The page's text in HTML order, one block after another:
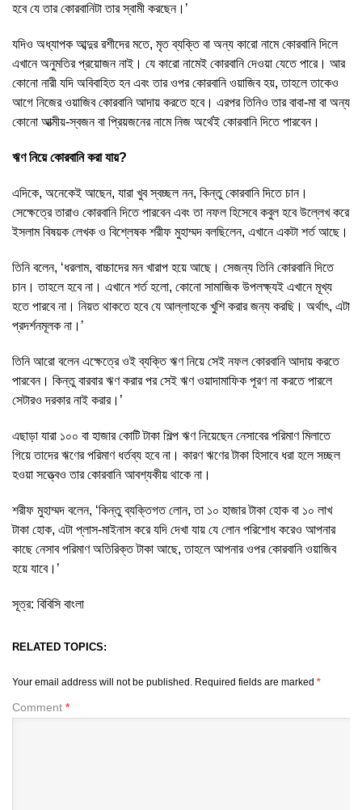
হবে যে তার কোরবানিটা তার স্বামী করছেন।’
যদিও অধ্যাপক আব্দুর রশীদের মতে, মৃত ব্যক্তি বা অন্য কারো নামে কোরবানি দিলে
এখানে অনুমতির প্রয়োজন নাই। যে কারো নামেই কোরবানি দেওয়া যেতে পারে। আর
কোনো নারী যদি অবিবাহিত হন এবং তার ওপর কোরবানি ওয়াজিব হয়, তাহলে তাকেও
আগে নিজের ওয়াজিব কোরবানি আদায় করতে হবে। এরপর তিনিও তার বাবা-মা বা অন্য
কোনো আত্মীয়-স্বজন বা প্রিয়জনের নামে নিজ অর্থেই কোরবানি দিতে পারবেন।
ঋণ নিয়ে কোরবানি করা যায়?
এদিকে, অনেকেই আছেন, যারা খুব স্বচ্ছল নন, কিন্তু কোরবানি দিতে চান।
সেক্ষেত্রে তারাও কোরবানি দিতে পারবেন এবং তা নফল হিসেবে কবুল হবে উল্লেখ করে
ইসলাম বিষয়ক লেখক ও বিশ্লেষক শরীফ মুহাম্মদ বলছিলেন, এখানে একটা শর্ত আছে।
তিনি বলেন, ‘ধরলাম, বাচ্চাদের মন খারাপ হয়ে আছে। সেজন্য তিনি কোরবানি দিতে
চান। তাহলে হবে না। এখানে শর্ত হলো, কোনো সামাজিক উপলক্ষ্যই এখানে মূখ্য
হতে পারবে না। নিয়ত থাকতে হবে যে আল্লাহকে খুশি করার জন্য করছি। অর্থাৎ, এটা
প্রদর্শনমূলক না।’
তিনি আরো বলেন এক্ষেত্রে ওই ব্যক্তি ঋণ নিয়ে সেই নফল কোরবানি আদায় করতে
পারবেন। কিন্তু বারবার ঋণ করার পর সেই ঋণ ওয়াদামাফিক পূরণ না করতে পারলে
সেটারও দরকার নাই করার।’
এছাড়া যারা ১০০ বা হাজার কোটি টাকা শিল্প ঋণ নিয়েছেন নেসাবের পরিমাণ মিলাতে
গিয়ে তাদের ঋণের পরিমাণ ধর্তব্য হবে না। কারণ ঋণের টাকা হিসাবে ধরা হলে সচ্ছল
হওয়া সত্ত্বেও তার কোরবানি আবশ্যকীয় থাকে না।
শরীফ মুহাম্মদ বলেন, ‘কিন্তু ব্যক্তিগত লোন, তা ১০ হাজার টাকা হোক বা ১০ লাখ
টাকা হোক, এটা প্লাস-মাইনাস করে যদি দেখা যায় যে লোন পরিশোধ করেও আপনার
কাছে নেসাব পরিমাণ অতিরিক্ত টাকা আছে, তাহলে আপনার ওপর কোরবানি ওয়াজিব
হয়ে যাবে।’
সূত্র: বিবিসি বাংলা
RELATED TOPICS:
Your email address will not be published. Required fields are marked *
Comment *